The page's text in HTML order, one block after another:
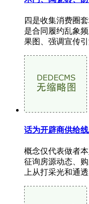
四是收集消费圈
是合同履约乱象
果图、强调宣传
话为开辟商供给
概念仅代表做者
征询房源动态、
上从打采光和通